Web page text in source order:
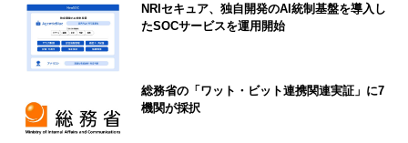
NRIセキュア、独自開発のAI統制基盤を導入し
たSOCサービスを運用開始
総務省の「ワット・ビット連携関連実証」に7
機関が採択